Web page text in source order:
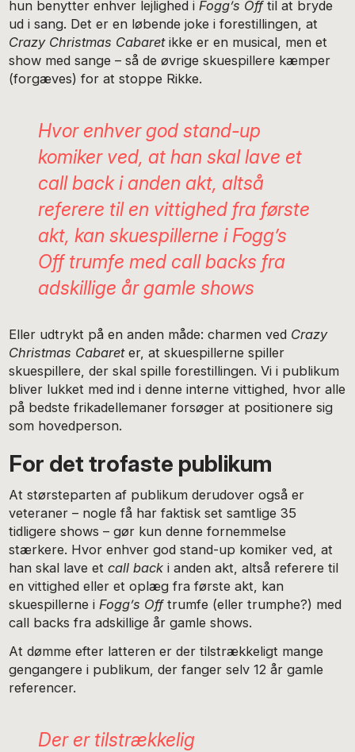
hun benytter enhver lejlighed i Fogg’s Offtil at bryde
ud i sang. Det er en løbende joke i forestillingen, at
Crazy Christmas Cabaretikke er en musical, men et
show med sange – så de øvrige skuespillere kæmper
(forgæves) for at stoppe Rikke.
Hvor enhver god stand-up
komiker ved, at han skal lave et
call backi anden akt, altså
referere til en vittighed fra første
akt, kan skuespillerne i Fogg’s
Offtrumfe med call backs fra
adskillige år gamle shows
Eller udtrykt på en anden måde: charmen ved Crazy
Christmas Cabareter, at skuespillerne spiller
skuespillere, der skal spille forestillingen. Vi i publikum
bliver lukket med ind i denne interne vittighed, hvor alle
på bedste frikadellemaner forsøger at positionere sig
som hovedperson.
For det trofaste publikum
At størsteparten af publikum derudover også er
veteraner – nogle få har faktisk set samtlige 35
tidligere shows – gør kun denne fornemmelse
stærkere. Hvor enhver god stand-up komiker ved, at
han skal lave etcall back i anden akt, altså referere til
en vittighed eller et oplæg fra første akt, kan
skuespillerne i Fogg’s Offtrumfe (eller trumphe?) med
call backs fra adskillige år gamle shows.
At dømme efter latteren er der tilstrækkeligt mange
gengangere i publikum, der fanger selv 12 år gamle
referencer.
Der er tilstrækkelig